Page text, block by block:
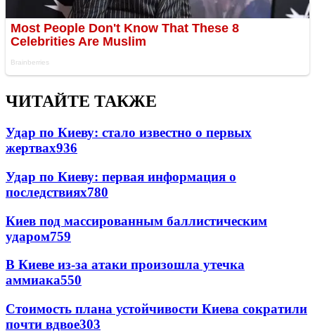
ЧИТАЙТЕ ТАКЖЕ
Удар по Киеву: стало известно о первых
жертвах936
Удар по Киеву: первая информация о
последствиях780
Киев под массированным баллистическим
ударом759
В Киеве из-за атаки произошла утечка
аммиака550
Стоимость плана устойчивости Киева сократили
почти вдвое303